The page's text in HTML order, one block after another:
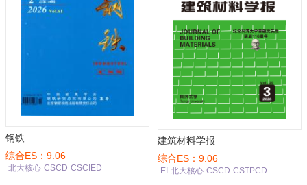
钢铁
综合ES：9.06
北大核心 CSCD CSCIED
建筑材料学报
综合ES：9.06
EI 北大核心 CSCD CSTPCD